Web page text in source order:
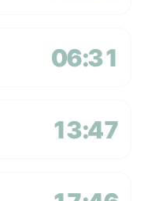
06:31
13:47